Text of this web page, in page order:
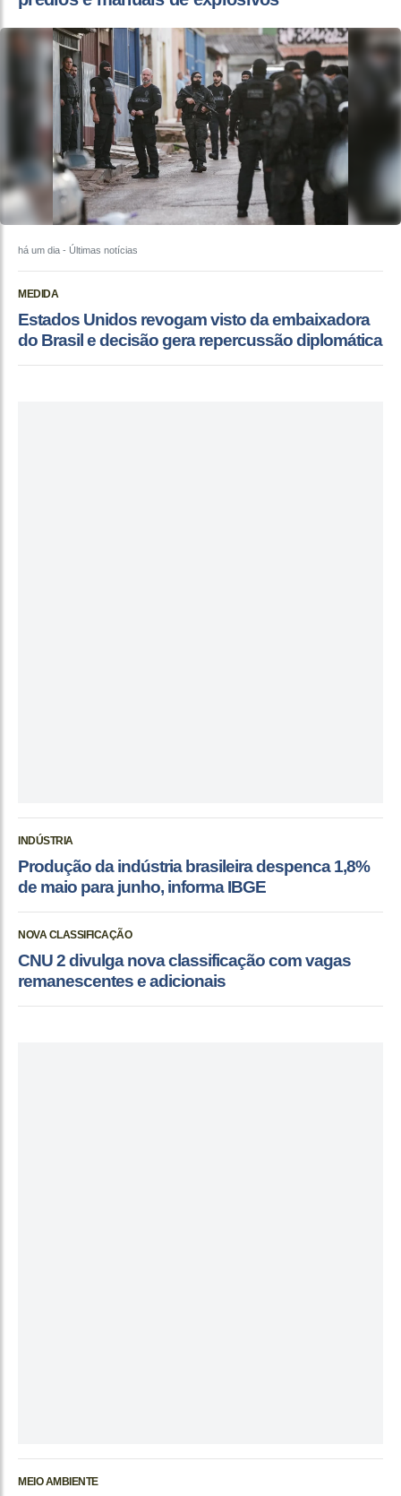
há um dia - Últimas notícias
MEDIDA
Estados Unidos revogam visto da embaixadora
do Brasil e decisão gera repercussão diplomática
INDÚSTRIA
Produção da indústria brasileira despenca 1,8%
de maio para junho, informa IBGE
NOVA CLASSIFICAÇÃO
CNU 2 divulga nova classificação com vagas
remanescentes e adicionais
MEIO AMBIENTE